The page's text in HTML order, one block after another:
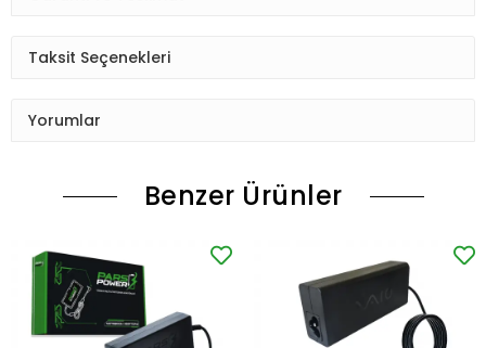
Taksit Seçenekleri
Yorumlar
Benzer Ürünler